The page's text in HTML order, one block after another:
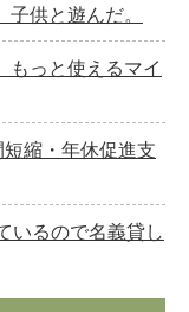
供と遊んだ。
もっと使えるマイ
縮・年休促進支
いるので名義貸し